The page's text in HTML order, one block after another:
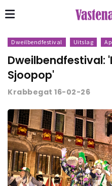
Dweilbendfestival Uitslag
Dweilbendfestival:
Sjoopop'
Krabbegat 16-02-26